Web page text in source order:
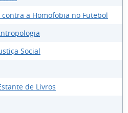
a Homofobia no Futebol
Social
de Livros